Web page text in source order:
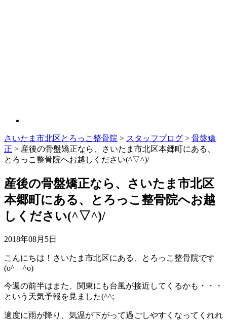
さいたま市北区とろっこ整骨院 > スタッフブログ > 骨盤矯
正 > 産後の骨盤矯正なら、さいたま市北区本郷町にある、
とろっこ整骨院へお越しください(^▽^)/
産後の骨盤矯正なら、さいたま市北区
本郷町にある、とろっこ整骨院へお越
しください(^▽^)/
2018年08月5日
こんにちは！さいたま市北区にある、とろっこ整骨院です
(o^―^o)
今週の前半はまた、関東にも台風が接近してくるかも・・・
という天気予報を見ました(^^;
適度に雨が降り、気温が下がって過ごしやすくなってくれれ